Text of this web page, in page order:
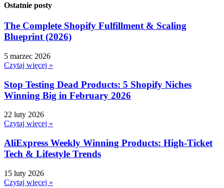
Ostatnie posty
The Complete Shopify Fulfillment & Scaling
Blueprint (2026)
5 marzec 2026
Czytaj więcej »
Stop Testing Dead Products: 5 Shopify Niches
Winning Big in February 2026
22 luty 2026
Czytaj więcej »
AliExpress Weekly Winning Products: High-Ticket
Tech & Lifestyle Trends
15 luty 2026
Czytaj więcej »